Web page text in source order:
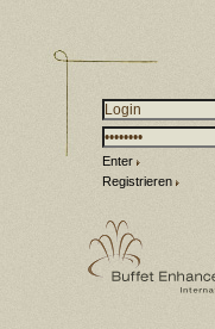
Enter
Registrieren